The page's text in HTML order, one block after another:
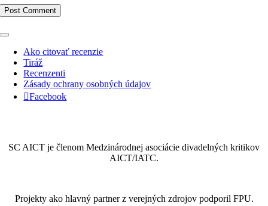
Toggle
NavigationAko citovať recenzie
Tiráž
Recenzenti
Zásady ochrany osobných údajov
Facebook
SC AICT je členom Medzinárodnej asociácie divadelných kritikov
AICT/IATC.
Projekty ako hlavný partner z verejných zdrojov podporil FPU.